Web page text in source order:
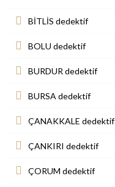
BİTLİS dedektif
BOLU dedektif
BURDUR dedektif
BURSA dedektif
ÇANAKKALE dedektif
ÇANKIRI dedektif
ÇORUM dedektif